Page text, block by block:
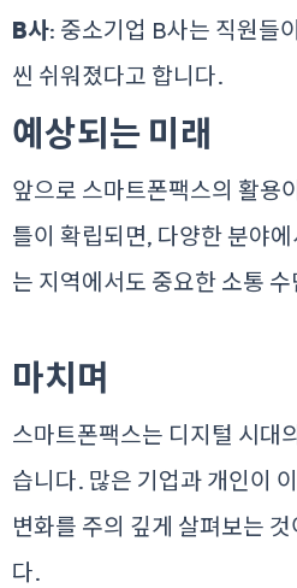
B사: 중소기업 B사는 직원들
씬 쉬워졌다고 합니다.
예상되는 미래
앞으로 스마트폰팩스의 활용
틀이 확립되면, 다양한 분야
는 지역에서도 중요한 소통
마치며
스마트폰팩스는 디지털 시대
습니다. 많은 기업과 개인이
변화를 주의 깊게 살펴보는
다.